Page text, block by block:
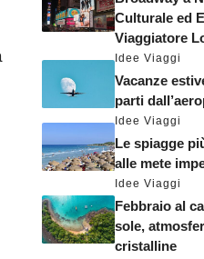
Culturale ed
Viaggiatore
Idee Viaggi
Vacanze
parti
Idee Viaggi
Le spiagge
alle mete
Idee Viaggi
Febbraio al
sole,
cristalline